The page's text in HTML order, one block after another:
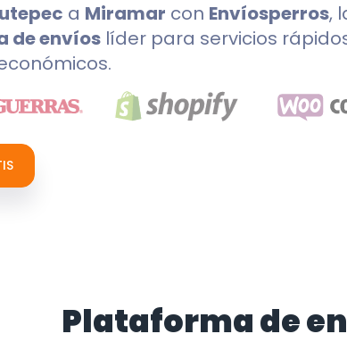
a Miramar con Envíosperros,
de envíos líder para servicios
Plataforma de